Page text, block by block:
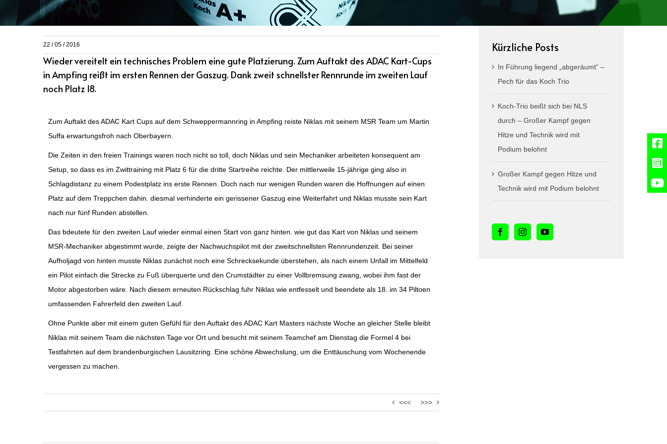
22 / 05 / 2016
Wieder vereitelt ein technisches Problem eine gute Platzierung. Zum Auftakt des ADAC Kart-Cups
in Ampfing reißt im ersten Rennen der Gaszug. Dank zweit schnellster Rennrunde im zweiten Lauf
noch Platz 18.
Zum Auftakt des ADAC Kart Cups auf dem Schweppermannring in Ampfing reiste Niklas mit seinem MSR Team um Martin
Suffa erwartungsfroh nach Oberbayern.
Die Zeiten in den freien Trainings waren noch nicht so toll, doch Niklas und sein Mechaniker arbeiteten konsequent am
Setup, so dass es im Zwittraining mit Platz 6 für die dritte Startreihe reichte. Der mittlerweile 15-jährige ging also in
Schlagdistanz zu einem Podestplatz ins erste Rennen. Doch nach nur wenigen Runden waren die Hoffnungen auf einen
Platz auf dem Treppchen dahin. diesmal verhinderte ein gerissener Gaszug eine Weiterfahrt und Niklas musste sein Kart
nach nur fünf Runden abstellen.
Das bdeutete für den zweiten Lauf wieder einmal einen Start von ganz hinten. wie gut das Kart von Niklas und seinem
MSR-Mechaniker abgestimmt wurde, zeigte der Nachwuchspilot mit der zweitschnellsten Rennrundenzeit. Bei seiner
Aufholjagd von hinten musste Niklas zunächst noch eine Schrecksekunde überstehen, als nach einem Unfall im Mittelfeld
ein Pilot einfach die Strecke zu Fuß überquerte und den Crumstädter zu einer Vollbremsung zwang, wobei ihm fast der
Motor abgestorben wäre. Nach diesem erneuten Rückschlag fuhr Niklas wie entfesselt und beendete als 18. im 34 Piltoen
umfassenden Fahrerfeld den zweiten Lauf.
Ohne Punkte aber mit einem guten Gefühl für den Auftakt des ADAC Kart Masters nächste Woche an gleicher Stelle bleibt
Niklas mit seinem Team die nächsten Tage vor Ort und besucht mit seinem Teamchef am Dienstag die Formel 4 bei
Testfahrten auf dem brandenburgischen Lausitzring. Eine schöne Abwechslung, um die Enttäuschung vom Wochenende
vergessen zu machen.
<<< >>>
Kürzliche Posts
In Führung liegend „abgeräumt“ –
Pech für das Koch Trio
Koch-Trio beißt sich bei NLS
durch – Großer Kampf gegen
Hitze und Technik wird mit
Podium belohnt
Großer Kampf gegen Hitze und
Technik wird mit Podium belohnt